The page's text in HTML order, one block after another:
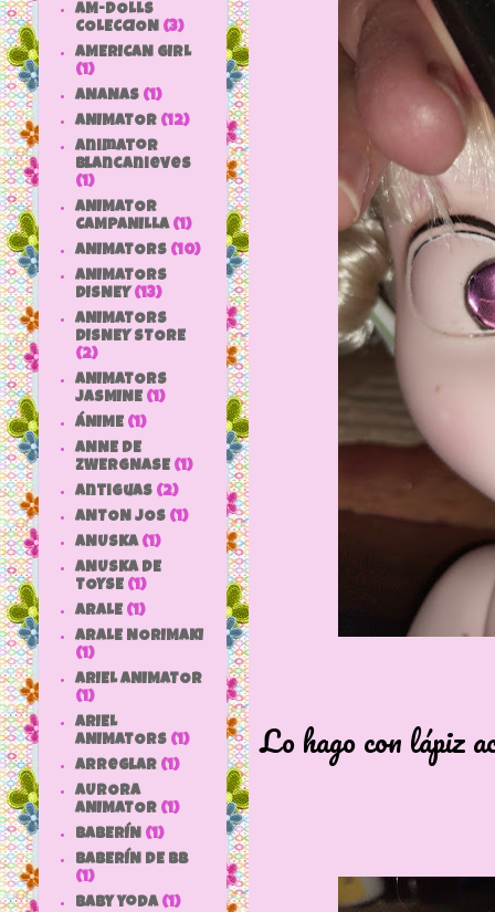
Lo hago con lápiz
AM-DOLLS
COLECCION (3)
AMERICAN GIRL
(1)
ANANAS (1)
ANIMATOR (12)
animator
blancanieves
(1)
ANIMATOR
CAMPANILLA (1)
ANIMATORS (10)
ANIMATORS
DISNEY (13)
ANIMATORS
DISNEY STORE
(2)
ANIMATORS
JASMINE (1)
ÁNIME (1)
ANNE DE
ZWERGNASE (1)
antiguas (2)
ANTON JOS (1)
ANUSKA (1)
ANUSKA DE
TOYSE (1)
ARALE (1)
ARALE NORIMAKI
(1)
ARIEL ANIMATOR
(1)
ARIEL
ANIMATORS (1)
arreglar (1)
AURORA
ANIMATOR (1)
BABERÍN (1)
BABERÍN DE BB
(1)
baby yoda (1)